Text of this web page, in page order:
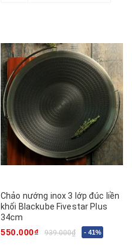
Chảo nướng inox 3 lớp đúc liền
khối Blackube Fivestar Plus
34cm
550.000₫
939.000₫ - 41%